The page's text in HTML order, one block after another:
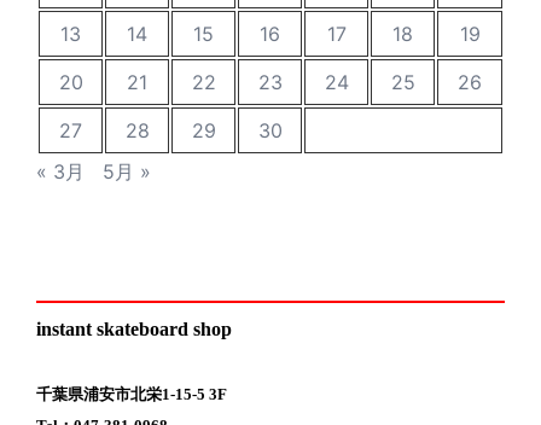
13
14 15 16 17 18
19
20
21 22 23 24 25
26
27
28 29
30
« 3月
5月 »
instant skateboard shop
千葉県浦安市北栄1-15-5 3F